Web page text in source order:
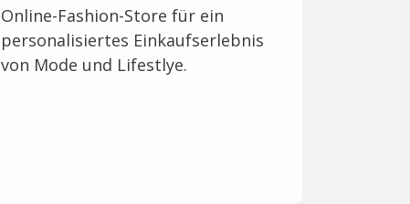
Online-Fashion-Store für ein
personalisiertes Einkaufserlebnis
von Mode und Lifestlye.